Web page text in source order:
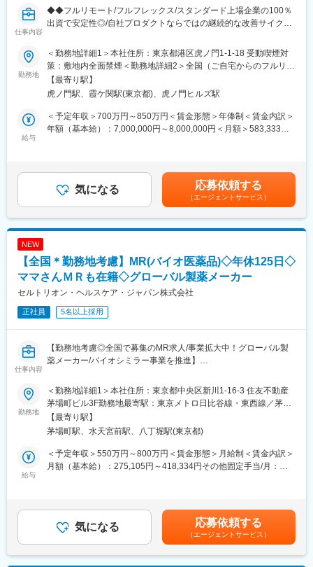
↓
14時 （川崎院へ移動、院責とのMTG等）
↓
19時 帰宅
■当社について：
美容外科で利用される美容機器の卸販売・賃貸・メンテナンスを
行っており、各種医学会やセミナーにも積極的に出展し、国内・
います。
◎クリニックでは、当社の受付スタッフやカウンセラーが実務面
をしっかりサポートいるため、既存店舗のサポートだけでなく新
規開院も計画しています。今後は既存のクリニック以外に対して
も積極的にコンサルティング事業を展開する予定です。
仕事内容
◆◆フルリモート/フルフレックス/スタンダード上場企業の100％
出資で安定性◎/自社プロダクトならではの継続的な改善サイクル
■概要 ～地方在住者・育児中の社員も活躍中！～
ファーマシフトでは、LINEを活用した「つながる薬局」を中心
に、患者と薬局をつなぐ医療プラットフォームの開発・運営を行
っています。
本ポジションでは、開発現場に近い立場で、プロジェクトを着実
に前へ進めるミドルPMとしての役割を期待しています。
親会社 メディカルシステムネットワークでは、「なの花薬局」チ
■事業概要
「すべての人が健康を自ら選択できる社会」の実現を目指し、患
者と薬局のコミュニケーションを支援するデジタル医療プラット
者数は220万人を突破。より多くの患者・薬局に利用されるサー
ビスへと成長を続けています。
・PdM、エンジニア、QA、セールス、CSなど関係者との調整
・進行管理、スケジュール管理、マイルストーン管理
・リリースに向けた関係者調整、情報整理
・開発プロセス、チケット管理、リリース運用等の継続的な改善
■開発体制
PM、PdM、テックリード、エンジニア、QA、デザイナー等、計
アジャイルで開発を進めています。
◎Slack、Notion、GitHub、Google Workspace等を活用。リモー
トでの情報共有・プロジェクト推進を実施。
変更の範囲：会社の定める業務
勤務地
＜勤務地詳細1＞本社住所：東京都港区虎ノ門1-1-18 受動喫煙対
策：敷地内全面禁煙＜勤務地詳細2＞全国（ご自宅からのフルリモ
ート中心）住所：東京都 受動喫煙対策：敷地内全面禁煙変更の範
囲：会社の定める事業所（リモートワーク含む）
【最寄り駅】
虎ノ門駅、霞ケ関駅(東京都)、虎ノ門ヒルズ駅
給与
＜予定年収＞700万円～850万円＜賃金形態＞年俸制＜賃金内訳＞
年額（基本給）：7,000,000円～8,000,000円＜月額＞583,333円
あります。月給(月額)は固定手当を含めた表記です。
気になる 応募依頼する
（エージェントサービス）
NEW
【全国＊勤務地考慮】MR(バイオ医薬品)◇年休125日◇
ママさんＭＲも在籍◇グローバル製薬メーカー
セルトリオン・ヘルスケア・ジャパン株式会社
正社員 5名以上採用
仕事内容
【勤務地考慮◎全国で募集のMR求人/事業拡大中！グローバル製
薬メーカー/バイオシミラー事業を推進】
バイオ医薬品を開発・製造する総合ヘルスケアグループの日本法
人である当社にて、MRを募集いたします。
■業務内容：
・MR職務の担当エリアにおいて当社製品の新規口座開設ならびに
シェアの拡大を目指す
・販売目標を達成させるために卸との協業を推進する
践する
勤務地
＜勤務地詳細1＞本社住所：東京都中央区新川1-16-3 住友不動産
茅場町ビル3F勤務地最寄駅：東京メトロ日比谷線・東西線／茅場
町駅受動喫煙対策：敷地内喫煙可能場所あり＜勤務地詳細2＞全国
住所：全国 受動喫煙対策：敷地内全面禁煙変更の範囲：会社の定
【最寄り駅】
茅場町駅、水天宮前駅、八丁堀駅(東京都)
給与
＜予定年収＞550万円～800万円＜賃金形態＞月給制＜賃金内訳＞
月額（基本給）：275,105円～418,334円その他固定手当/月：
残業手当＞有＜給与補足＞※年収は経験に応じて決定します。年収
には営業手当を含みます。※固定残業代は、時間外労働の有無に関
わらず40時間分が付きます。※別途営業日当支給（2,000円/日）賃
金はあくまでも目安の金額であり、選考を通じて上下する可能性
気になる 応募依頼する
（エージェントサービス）